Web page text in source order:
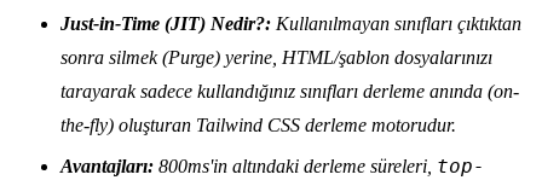
Just-in-Time (JIT) Nedir?: Kullanılmayan sınıfları çıktıktan
sonra silmek (Purge) yerine, HTML/şablon dosyalarınızı
tarayarak sadece kullandığınız sınıfları derleme anında (on-
the-fly) oluşturan Tailwind CSS derleme motorudur.
Avantajları: 800ms'in altındaki derleme süreleri, top-